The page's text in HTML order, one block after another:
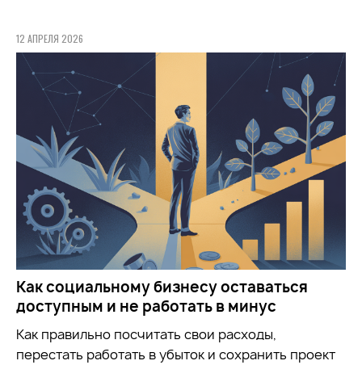
12 АПРЕЛЯ 2026
Как социальному бизнесу оставаться
доступным и не работать в минус
Как правильно посчитать свои расходы,
перестать работать в убыток и сохранить проект